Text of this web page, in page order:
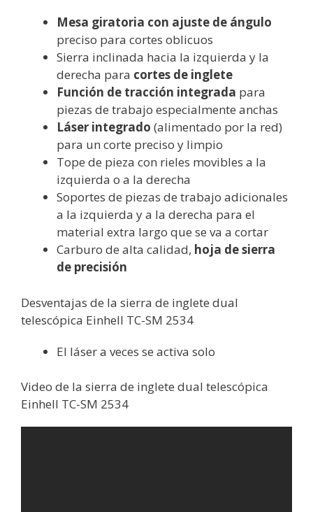
Mesa giratoria con ajuste de ángulo
preciso para cortes oblicuos
Sierra inclinada hacia la izquierda y la
derecha para cortes de inglete
Función de tracción integrada para
piezas de trabajo especialmente anchas
Láser integrado (alimentado por la red)
para un corte preciso y limpio
Tope de pieza con rieles movibles a la
izquierda o a la derecha
Soportes de piezas de trabajo adicionales
a la izquierda y a la derecha para el
material extra largo que se va a cortar
Carburo de alta calidad, hoja de sierra
de precisión
Desventajas de la sierra de inglete dual
telescópica Einhell TC-SM 2534
El láser a veces se activa solo
Video de la sierra de inglete dual telescópica
Einhell TC-SM 2534